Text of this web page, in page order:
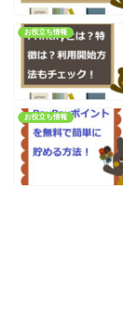
お役立ち情報
お役立ち情報